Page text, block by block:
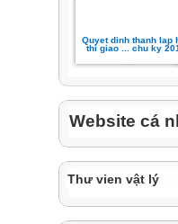
Quyet dinh thanh lap
thi giao ... chu ky
Website cá
Thư vien vật lý